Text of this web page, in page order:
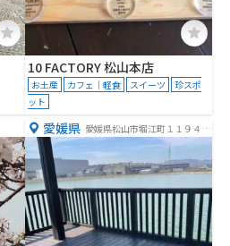
10 FACTORY 松山本店
お土産 カフェ｜軽食 スイーツ
珍スポ
ット
愛媛県 愛媛県松山市堀江町１１９４
−４３